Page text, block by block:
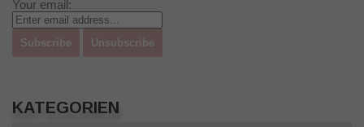
Your email:
KATEGORIEN